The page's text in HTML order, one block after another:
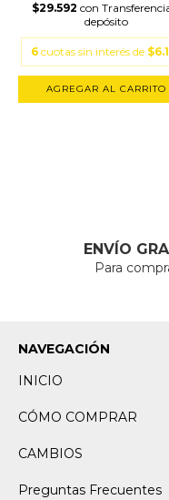
$29.592 con
depósito
6 cuotas sin interés de
ENVÍO
Para
NAVEGACIÓN
INICIO
CÓMO COMPRAR
CAMBIOS
Preguntas Frecuentes